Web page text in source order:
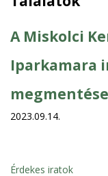
A Miskolci
Iparkamara
megmentése
2023.09.14.
Érdekes iratok